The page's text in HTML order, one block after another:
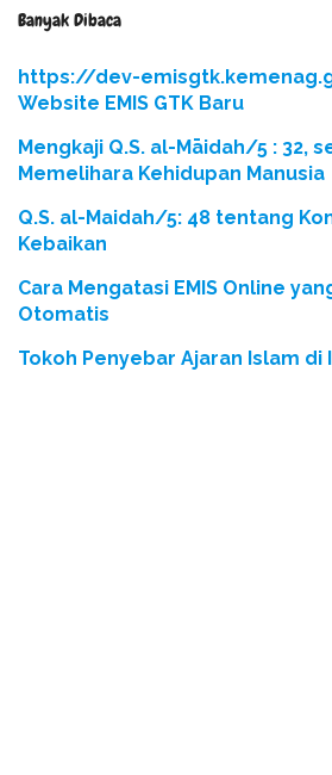
Banyak Dibaca
https://dev-
Website EMIS GTK Baru
Mengkaji Q.S. al-Māidah/5 : 32,
Memelihara Kehidupan Manusia
Q.S. al-Maidah/5: 48 tentang
Kebaikan
Cara Mengatasi EMIS Online
Otomatis
Tokoh Penyebar Ajaran Islam di